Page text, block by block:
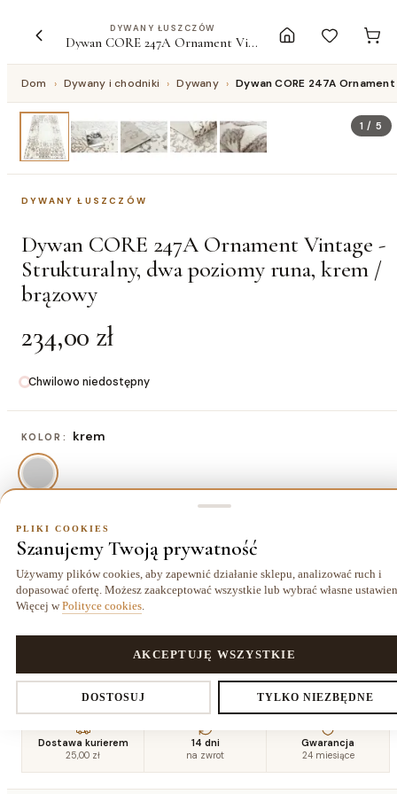
DYWANY ŁUSZCZÓW
Dywan CORE 247A Ornament Vintage - Strukturalny, dwa poziomy runa, krem / brązowy
Dom › Dywany i chodniki › Dywany › Dywan CORE 247A
1 /5
DYWANY ŁUSZCZÓW
Dywan CORE 247A Ornament Vintage -
Strukturalny, dwa poziomy runa, krem /
brązowy
234,00 zł
Chwilowo niedostępny
KOLOR: krem
ROZMIAR: 80x150 cm
80x150 cm
234,00 zł
120x170 cm
403,00 zł
140x190 cm
526,50 zł
160x220
cm
180x270
200x290
cm
240x330
cm
Dostawa kurierem
25,00 zł
14 dni
na zwrot
Gwarancja
24 miesiące
PLIKI COOKIES
Szanujemy Twoją prywatność
Używamy plików cookies, aby zapewnić działanie sklepu, analizować ruch i
dopasować ofertę. Możesz zaakceptować wszystkie lub wybrać własne
Więcej w Polityce cookies
DOSTOSUJ TYLKO NIEZBĘDNE
AKCEPTUJĘ WSZYSTKIE
Ustawienia prywatności
Decydujesz, które dane zbieramy. Niezbędne pliki cookies są